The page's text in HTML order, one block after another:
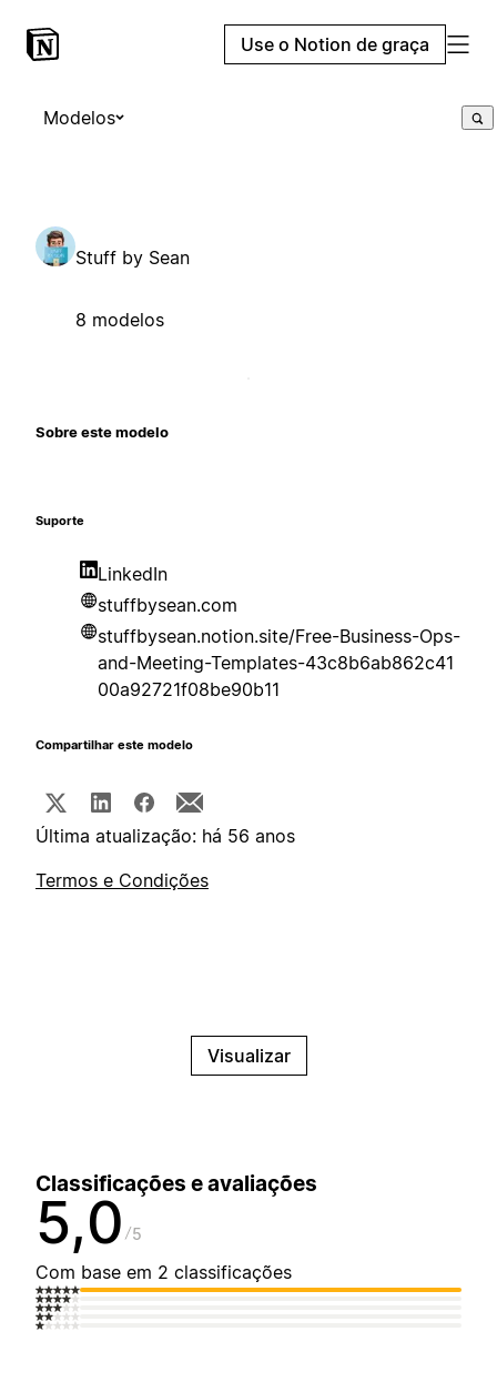
Use o Notion de graça
Modelos
Stuff by Sean
8 modelos
Sobre este modelo
Suporte
LinkedIn
stuffbysean.com
stuffbysean.notion.site/Free-Business-Ops-
and-Meeting-Templates-43c8b6ab862c41
00a92721f08be90b11
Compartilhar este modelo
Última atualização: há 56 anos
Termos e Condições
Visualizar
Classificações e avaliações
5,0 5
Com base em 2 classificações